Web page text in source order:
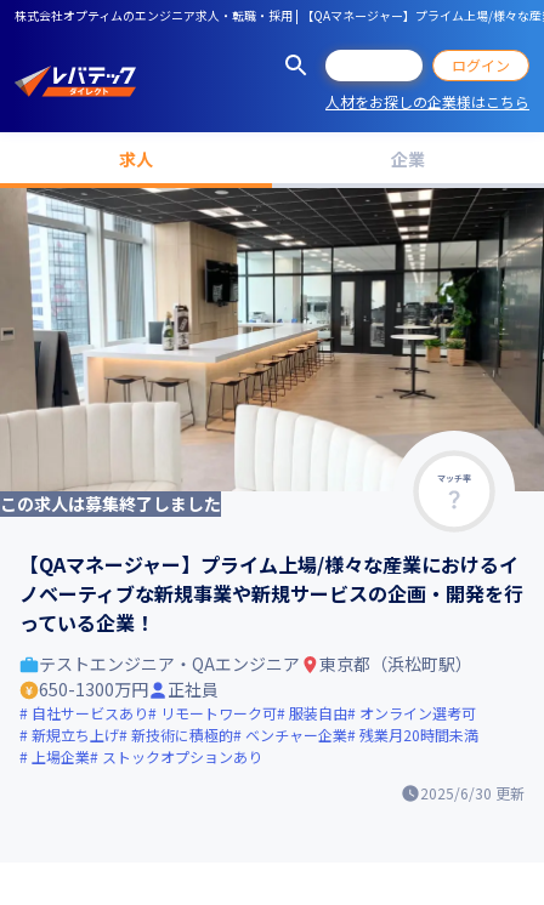
株式会社オプティムのエンジニア求人・転職・採用 | 【QAマネージャー】プライム上場/様々
ログイン
人材をお探しの企業様はこちら
求人 企業
マッチ率
この求人は募集終了しました
【QAマネージャー】プライム上場/様々な産業におけるイ
ノベーティブな新規事業や新規サービスの企画・開発を行
っている企業！
2025/6/30 更新
テストエンジニア・QAエンジニア
東京都（浜松町駅）
650-1300万円
正社員
自社サービスあり リモートワーク可 服装自由
オンライン選考可
新規立ち上げ 新技術に積極的 ベンチャー企業 残業月20時間未満
上場企業
ストックオプションあり